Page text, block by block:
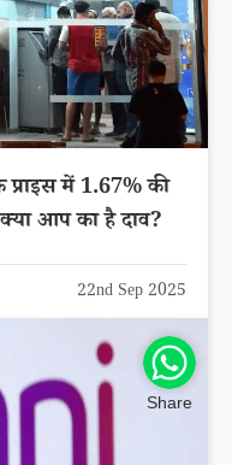
में 1.67% की
क्या आप का है दाव?
22nd Sep 2025
Share